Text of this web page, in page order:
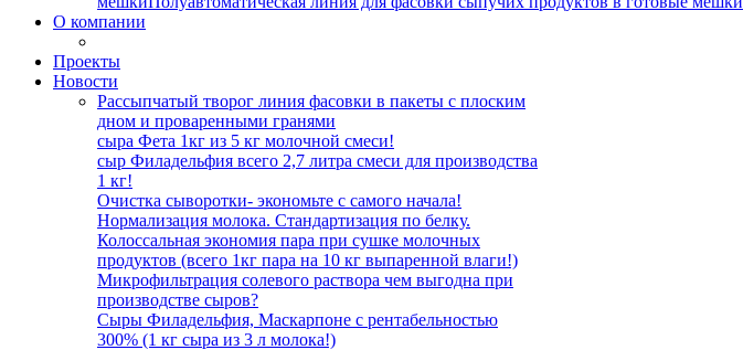
О компании
Проекты
Новости
Рассыпчатый творог линия фасовки в пакеты с плоским
дном и проваренными гранями
сыра Фета 1кг из 5 кг молочной смеси!
сыр Филадельфия всего 2,7 литра смеси для производства
1 кг!
Очистка сыворотки- экономьте с самого начала!
Нормализация молока. Стандартизация по белку.
Колоссальная экономия пара при сушке молочных
продуктов (всего 1кг пара на 10 кг выпаренной влаги!)
Микрофильтрация солевого раствора чем выгодна при
производстве сыров?
Сыры Филадельфия, Маскарпоне с рентабельностью
300% (1 кг сыра из 3 л молока!)